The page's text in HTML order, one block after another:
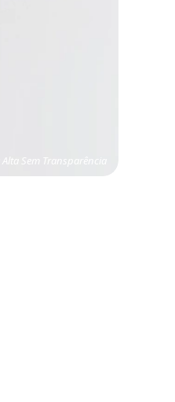
Sem Transparência